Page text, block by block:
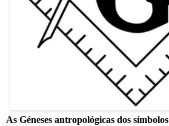
As Géneses antropológicas dos símbolos